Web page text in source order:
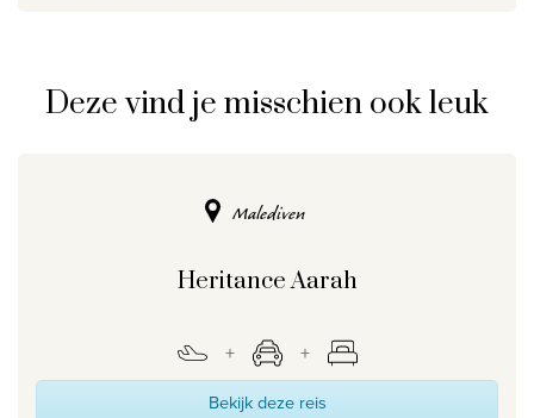
Deze vind je misschien ook leuk
Malediven
Heritance Aarah
Bekijk deze reis